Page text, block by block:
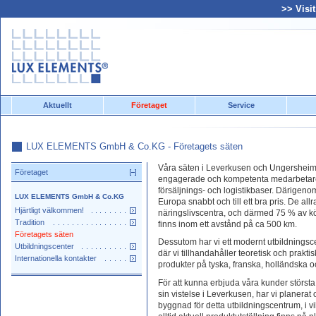
>>
Aktuellt Företaget Service
LUX ELEMENTS GmbH & Co.KG - Företagets säten
Våra säten i Leverkusen och
engagerade och kompetenta
försäljnings- och logistikbaser.
Europa snabbt och till ett bra pris. De
näringslivscentra, och därmed 75 % av
finns inom ett avstånd på ca 500 km.
Dessutom har vi ett modernt
där vi tillhandahåller teoretisk och
produkter på tyska, franska, holländska
För att kunna erbjuda våra kunder
sin vistelse i Leverkusen, har vi planerat
byggnad för detta utbildningscentrum, i
Företaget
LUX ELEMENTS GmbH & Co.KG
Hjärtligt välkommen!
Tradition
Företagets säten
Utbildningscenter
Internationella kontakter